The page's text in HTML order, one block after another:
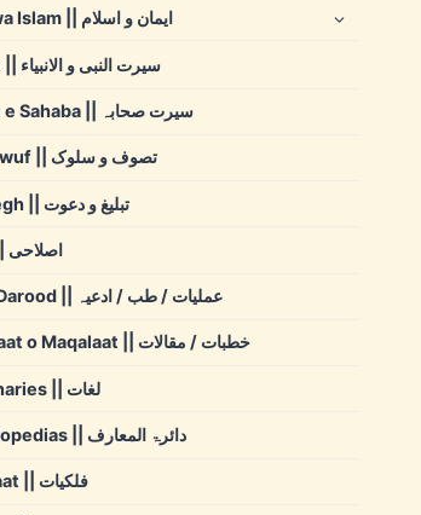
Iman wa Islam || ایمان و اسلام
Seerat || سیرت النبی و الانبیاء
Seerat e Sahaba || سیرت صحابہ
Tasawwuf || تصوف و سلوک
Tableegh || تبلیغ و دعوت
Islahi || اصلاحی
Doa o Darood || عملیات / طب / ادعیہ
Khutbaat o Maqalaat || خطبات / مقالات
Dictionaries || لغات
Encyclopedias || دائرۃ المعارف
Falkiyaat || فلکیات